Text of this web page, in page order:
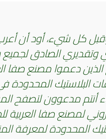
كل شيء، أود أن
الصادق لجميع
الذين دعموا مصنع صفا
البلاستيك المحدودة
أنتم مدعوون لتصفح
لمصنع صفا العربية
المحدودة لمعرفة